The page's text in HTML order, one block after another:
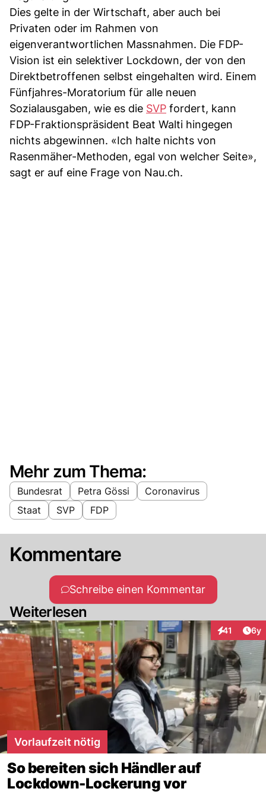
Dies gelte in der Wirtschaft, aber auch bei
Privaten oder im Rahmen von
eigenverantwortlichen Massnahmen. Die FDP-
Vision ist ein selektiver Lockdown, der von den
Direktbetroffenen selbst eingehalten wird. Einem
Fünfjahres-Moratorium für alle neuen
Sozialausgaben, wie es die SVP fordert, kann
FDP-Fraktionspräsident Beat Walti hingegen
nichts abgewinnen. «Ich halte nichts von
Rasenmäher-Methoden, egal von welcher Seite»,
sagt er auf eine Frage von Nau.ch.
Mehr zum Thema:
Bundesrat Petra Gössi
Coronavirus
Staat
SVP FDP
Kommentare
Schreibe einen Kommentar
Weiterlesen
41 6y
Vorlaufzeit nötig
So bereiten sich Händler auf
Lockdown-Lockerung vor